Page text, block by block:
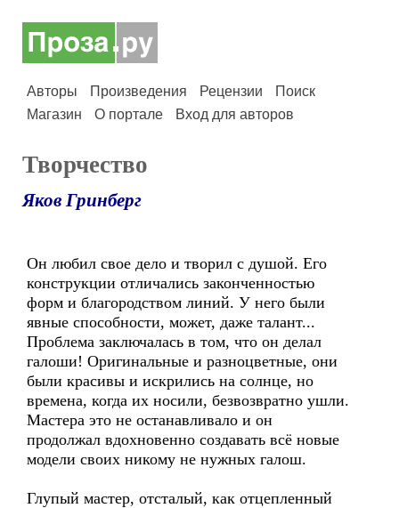
Авторы Произведения Рецензии
Поиск
Магазин
О портале Вход для авторов
Творчество
Яков Гринберг
Он любил свое дело и творил с душой. Его
конструкции отличались законченностью
форм и благородством линий. У него были
явные способности, может, даже талант...
Проблема заключалась в том, что он делал
галоши! Оригинальные и разноцветные, они
были красивы и искрились на солнце, но
времена, когда их носили, безвозвратно ушли.
Мастера это не останавливало и он
продолжал вдохновенно создавать всё новые
модели своих никому не нужных галош.
Глупый мастер, отсталый, как отцепленный